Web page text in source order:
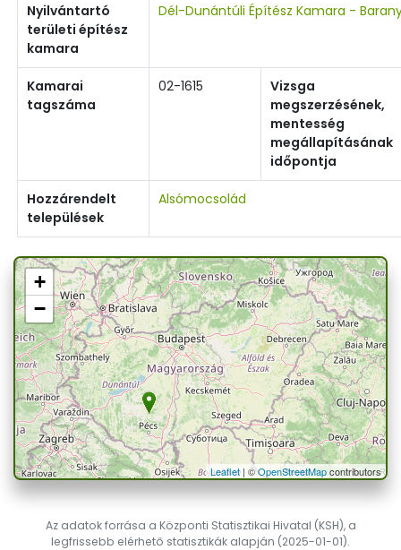
Nyilvántartó
területi építész
kamara
Dél-Dunántúli Építész Kamara -
Kamarai
tagszáma
02-1615
Vizsga
megszerzésének,
mentesség
megállapításának
időpontja
Hozzárendelt
települések
Alsómocsolád
+
−
Leaflet| ©OpenStreetMapcontributors
Az adatok forrása a Központi Statisztikai Hivatal (KSH), a
legfrissebb elérhető statisztikák alapján (2025-01-01).